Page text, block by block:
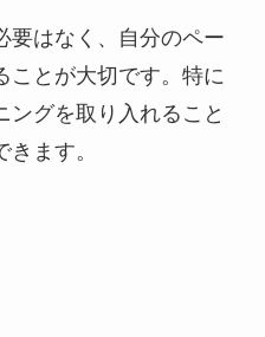
要はなく、自分のペー
ことが大切です。特に
ングを取り入れること
ます。